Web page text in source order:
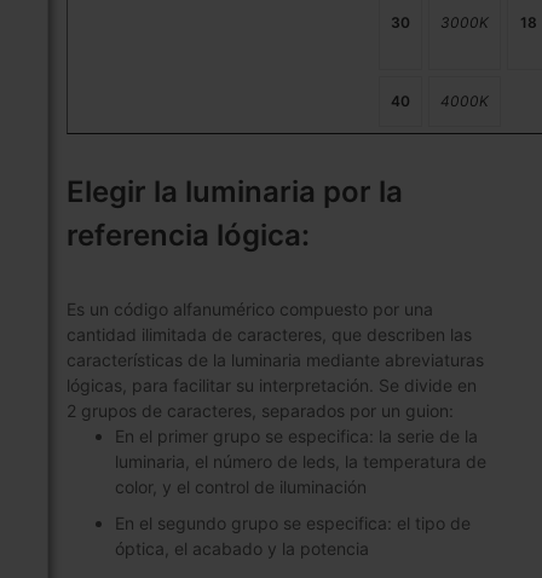
30 3000K 18
40 4000K
Elegir la luminaria por la
referencia lógica:
Es un código alfanumérico compuesto por una
cantidad ilimitada de caracteres, que describen las
características de la luminaria mediante abreviaturas
lógicas, para facilitar su interpretación. Se divide en
2 grupos de caracteres, separados por un guion:
En el primer grupo se especifica: la serie de la
luminaria, el número de leds, la temperatura de
color, y el control de iluminación
En el segundo grupo se especifica: el tipo de
óptica, el acabado y la potencia